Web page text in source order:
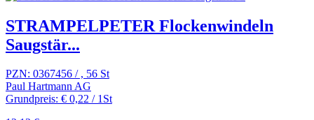
STRAMPELPETER Flockenwindeln
Saugstär...
PZN: 0367456 / , 56 St
Paul Hartmann AG
Grundpreis: € 0,22 / 1St